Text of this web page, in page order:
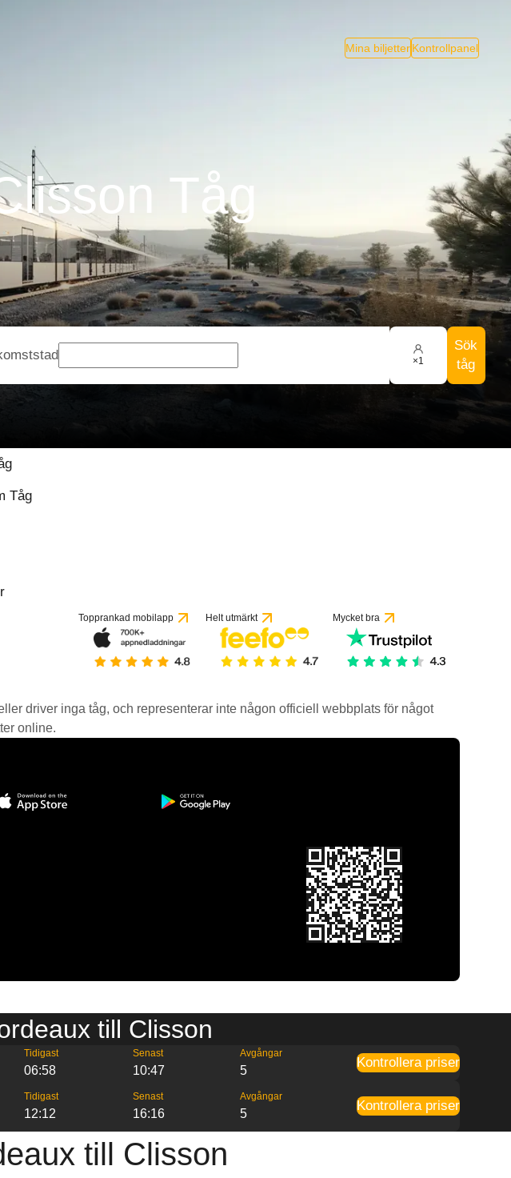
Mina biljetterKontrollpanel
Tåg
×1
Sök
tåg
Tåg
Topprankad mobilapp Helt utmärkt Mycket bra
driver inga tåg, och representerar inte någon officiell webbplats för något
online.
till Clisson
Tidigast
06:58
Senast
10:47
Avgångar
5
Kontrollera priser
Tidigast
12:12
Senast
16:16
Avgångar
5
Kontrollera priser
till Clisson